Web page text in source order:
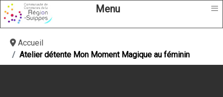
Menu ≡
Accueil
Atelier détente Mon Moment Magique au féminin